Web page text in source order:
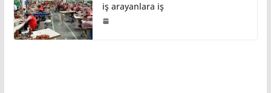
iş arayanlara iş